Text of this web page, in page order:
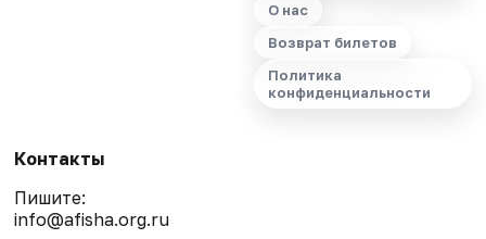
О нас
Возврат билетов
Политика
конфиденциальности
Контакты
Пишите:
info@afisha.org.ru